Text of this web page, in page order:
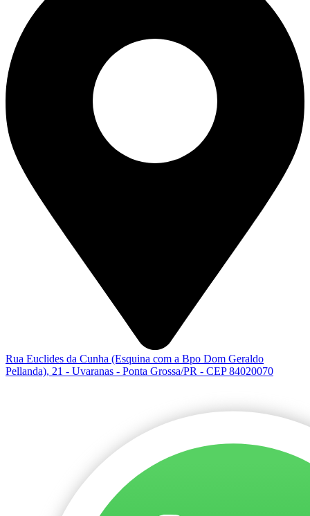
Rua Euclides da Cunha (Esquina com a Bpo Dom Geraldo
Pellanda), 21 - Uvaranas - Ponta Grossa/PR - CEP 84020070